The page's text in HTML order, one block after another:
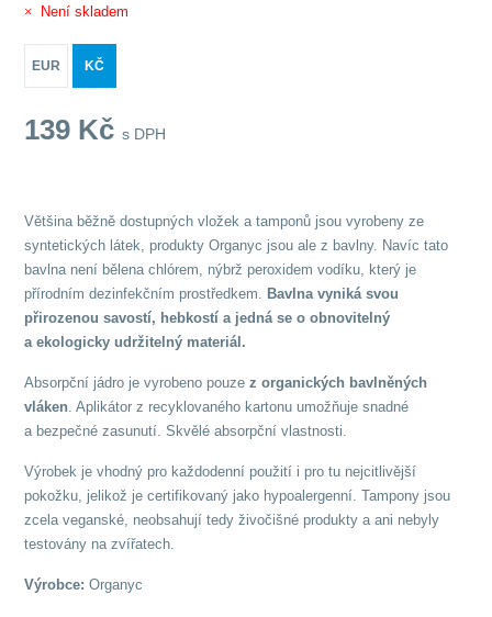
Není skladem
EUR KČ
139 Kčs DPH
Většina běžně dostupných vložek a tamponů jsou vyrobeny ze
syntetických látek, produkty Organyc jsou ale z bavlny. Navíc tato
bavlna není bělena chlórem, nýbrž peroxidem vodíku, který je
přírodním dezinfekčním prostředkem. Bavlna vyniká svou
přirozenou savostí, hebkostí a jedná se o obnovitelný
a ekologicky udržitelný materiál.
Absorpční jádro je vyrobeno pouzez organických bavlněných
vláken. Aplikátor z recyklovaného kartonu umožňuje snadné
a bezpečné zasunutí. Skvělé absorpční vlastnosti.
Výrobek je vhodný pro každodenní použití i pro tu nejcitlivější
pokožku, jelikož je certifikovaný jako hypoalergenní. Tampony jsou
zcela veganské, neobsahují tedy živočišné produkty a ani nebyly
testovány na zvířatech.
Výrobce:Organyc